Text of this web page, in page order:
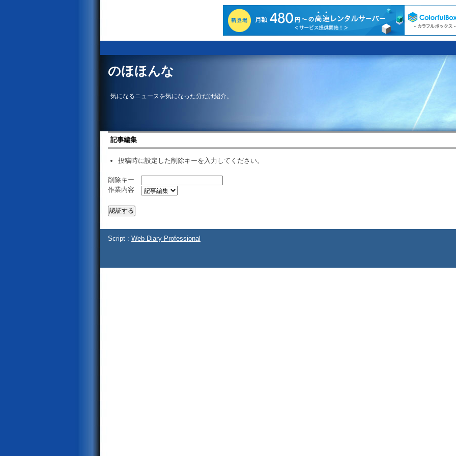
のほほんな
気になるニュースを気になった分だけ紹介。
記事編集
投稿時に設定した削除キーを入力してください。
削除キー
作業内容
Script : Web Diary Professional